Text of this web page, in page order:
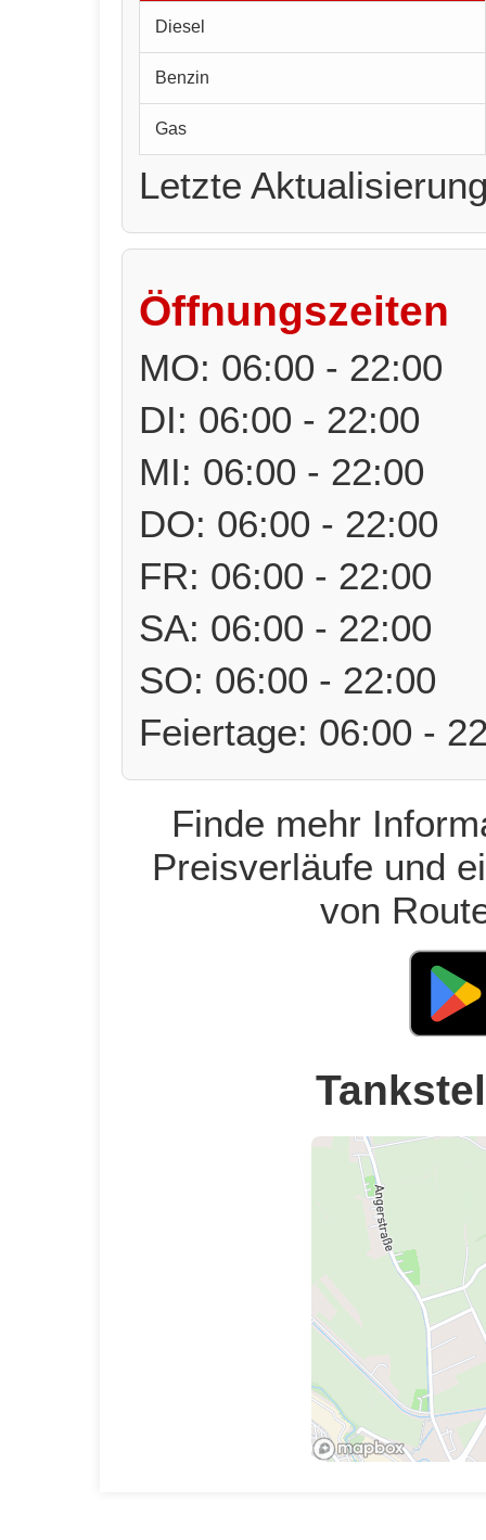
Diesel
Benzin
Gas
Letzte
Öffnungszeiten
MO: 06:00 - 22:00
DI: 06:00 - 22:00
MI: 06:00 - 22:00
DO: 06:00 - 22:00
FR: 06:00 - 22:00
SA: 06:00 - 22:00
SO: 06:00 - 22:00
Feiertage: 06:00 -
Finde mehr
Preisverläufe und
von